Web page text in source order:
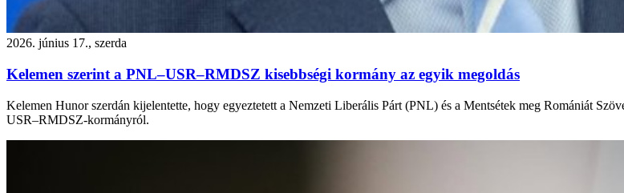
2026. június 17., szerda
Kelemen szerint a PNL–USR–RMDSZ kisebbségi kormány az egyik megoldás
Kelemen Hunor szerdán kijelentette, hogy egyeztetett a Nemzeti Liberális Párt (PNL) és a Mentsétek meg Romániát
USR–RMDSZ-kormányról.